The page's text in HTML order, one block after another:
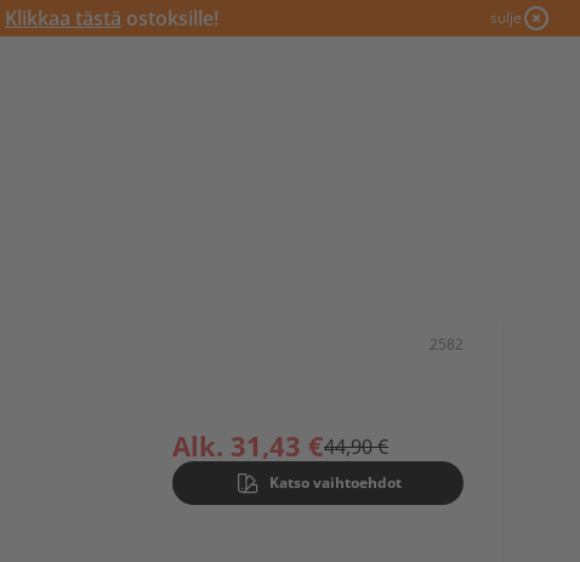
Klikkaa tästä ostoksille! sulje
2582
Alk. 31,43 €44,90 €
Katso vaihtoehdot